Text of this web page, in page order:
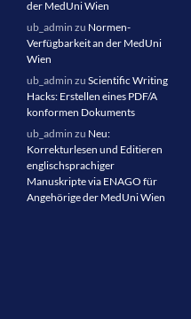
der MedUni Wien
ub_admin zu Normen-
Verfügbarkeit an der MedUni
Wien
ub_admin zu Scientific Writing
Hacks: Erstellen eines PDF/A
konformen Dokuments
ub_admin zu Neu:
Korrekturlesen und Editieren
englischsprachiger
Manuskripte via ENAGO für
Angehörige der MedUni Wien